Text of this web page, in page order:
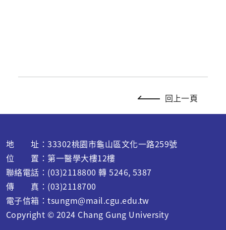
回上一頁
地 址：33302桃園市龜山區文化一路259號
位 置：第一醫學大樓12樓
聯絡電話：(03)2118800 轉 5246, 5387
傳 真：(03)2118700
電子信箱：tsungm@mail.cgu.edu.tw
Copyright © 2024 Chang Gung University